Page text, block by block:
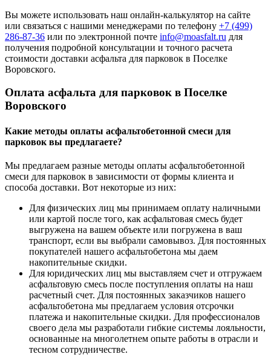
Вы можете использовать наш онлайн-калькулятор на сайте
или связаться с нашими менеджерами по телефону +7 (499)
286-87-36 или по электронной почте info@moasfalt.ru для
получения подробной консультации и точного расчета
стоимости доставки асфальта для парковок в Поселке
Воровского.
Оплата асфальта для парковок в Поселке
Воровского
Какие методы оплаты асфальтобетонной смеси для
парковок вы предлагаете?
Мы предлагаем разные методы оплаты асфальтобетонной
смеси для парковок в зависимости от формы клиента и
способа доставки. Вот некоторые из них:
Для физических лиц мы принимаем оплату наличными
или картой после того, как асфальтовая смесь будет
выгружена на вашем объекте или погружена в ваш
транспорт, если вы выбрали самовывоз. Для постоянных
покупателей нашего асфальтобетона мы даем
накопительные скидки.
Для юридических лиц мы выставляем счет и отгружаем
асфальтовую смесь после поступления оплаты на наш
расчетный счет. Для постоянных заказчиков нашего
асфальтобетона мы предлагаем условия отсрочки
платежа и накопительные скидки. Для профессионалов
своего дела мы разработали гибкие системы лояльности,
основанные на многолетнем опыте работы в отрасли и
тесном сотрудничестве.